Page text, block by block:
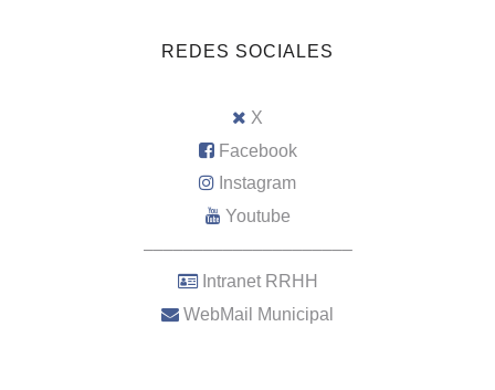
REDES SOCIALES
X
Facebook
Instagram
Youtube
–––––––––––––––––––––
Intranet RRHH
WebMail Municipal